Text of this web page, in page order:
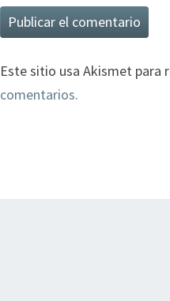
Este sitio usa Akismet para
comentarios.